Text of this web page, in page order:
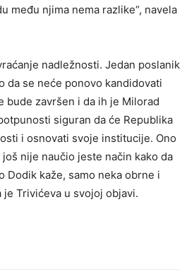
među njima nema razlike“, navela
nadležnosti. Jedan poslanik
da se neće ponovo kandidovati
bude završen i da ih je Milorad
siguran da će Republika
i osnovati svoje institucije. Ono
nije naučio jeste način kako da
Dodik kaže, samo neka obrne i
je Trivićeva u svojoj objavi.